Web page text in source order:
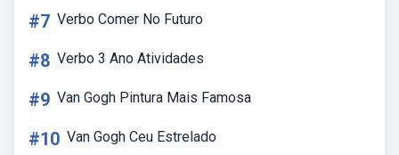
#7 Verbo Comer No Futuro
#8 Verbo 3 Ano Atividades
#9 Van Gogh Pintura Mais Famosa
#10 Van Gogh Ceu Estrelado